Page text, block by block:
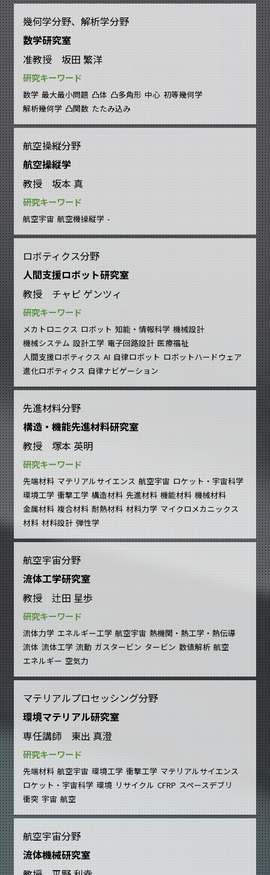
幾何学分野、解析学分野
数学研究室
准教授 坂田 繁洋
研究キーワード
数学 最大最小問題 凸体 凸多角形 中心 初等幾何学
解析幾何学 凸関数 たたみ込み
航空操縦分野
航空操縦学
教授 坂本 真
研究キーワード
航空宇宙 航空機操縦学 -
ロボティクス分野
人間支援ロボット研究室
教授 チャピ ゲンツィ
研究キーワード
メカトロニクス ロボット 知能・情報科学 機械設計
機械システム 設計工学 電子回路設計 医療福祉
人間支援ロボティクス AI 自律ロボット ロボットハードウェア
進化ロボティクス 自律ナビゲーション
先進材料分野
構造・機能先進材料研究室
教授 塚本 英明
研究キーワード
先端材料 マテリアルサイエンス 航空宇宙 ロケット・宇宙科学
環境工学 衝撃工学 構造材料 先進材料 機能材料 機械材料
金属材料 複合材料 耐熱材料 材料力学 マイクロメカニックス
材料 材料設計 弾性学
航空宇宙分野
流体工学研究室
教授 辻田 星歩
研究キーワード
流体力学 エネルギー工学 航空宇宙 熱機関・熱工学・熱伝導
流体 流体工学 流動 ガスタービン タービン 数値解析 航空
エネルギー 空気力
マテリアルプロセッシング分野
環境マテリアル研究室
専任講師 東出 真澄
研究キーワード
先端材料 航空宇宙 環境工学 衝撃工学 マテリアルサイエンス
ロケット・宇宙科学 環境 リサイクル CFRP スペースデブリ
衝突 宇宙 航空
航空宇宙分野
流体機械研究室